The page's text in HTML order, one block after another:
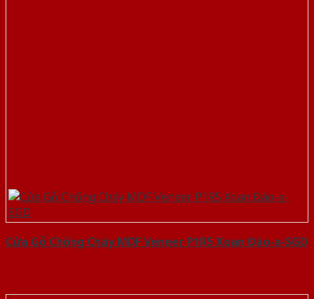
Cửa Gỗ Chống Cháy MDF Veneer P1R5 Xoan Đào-a-SGD